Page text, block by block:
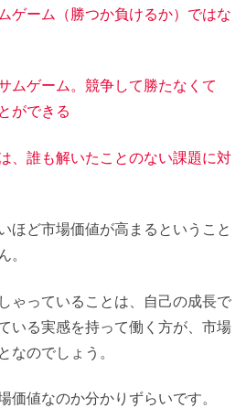
ゲーム（勝つか負けるか）ではな
ムゲーム。競争して勝たなくて
ができる
、誰も解いたことのない課題に対
ほど市場価値が高まるということ
。
ゃっていることは、自己の成長で
いる実感を持って働く方が、市場
なのでしょう。
値なのか分かりずらいです。